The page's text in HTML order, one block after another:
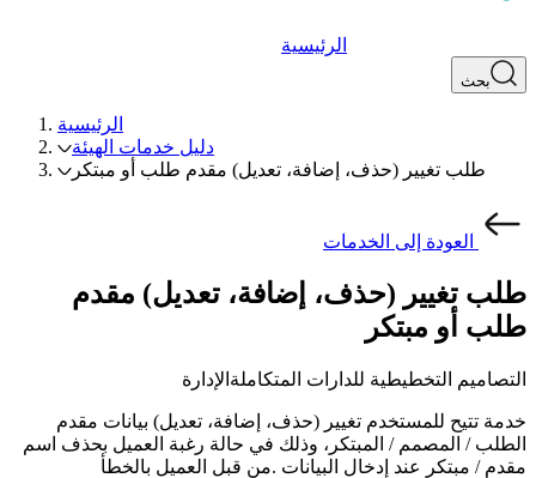
الرئيسية
بحث
الرئيسية
دليل خدمات الهيئة
طلب تغيير (حذف، إضافة، تعديل) مقدم طلب أو مبتكر
العودة إلى الخدمات
طلب تغيير (حذف، إضافة، تعديل) مقدم
طلب أو مبتكر
التصاميم التخطيطية للدارات المتكاملة الإدارة
خدمة تتيح للمستخدم تغيير (حذف، إضافة، تعديل) بيانات مقدم
الطلب / المصمم / المبتكر، وذلك في حالة رغبة العميل بحذف اسم
مقدم / مبتكر عند إدخال البيانات .من قبل العميل بالخطأ